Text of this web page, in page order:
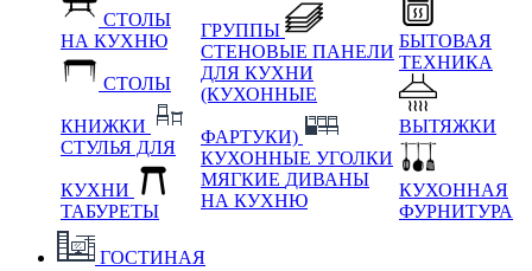
СТОЛЫ
НА КУХНЮ
СТОЛЫ
КНИЖКИ
СТУЛЬЯ ДЛЯ
КУХНИ
ТАБУРЕТЫ
ГРУППЫ
СТЕНОВЫЕ ПАНЕЛИ
ДЛЯ КУХНИ
(КУХОННЫЕ
ФАРТУКИ)
КУХОННЫЕ УГОЛКИ
МЯГКИЕ ДИВАНЫ
НА КУХНЮ
БЫТОВАЯ
ТЕХНИКА
ВЫТЯЖКИ
КУХОННАЯ
ФУРНИТУРА
ГОСТИНАЯ